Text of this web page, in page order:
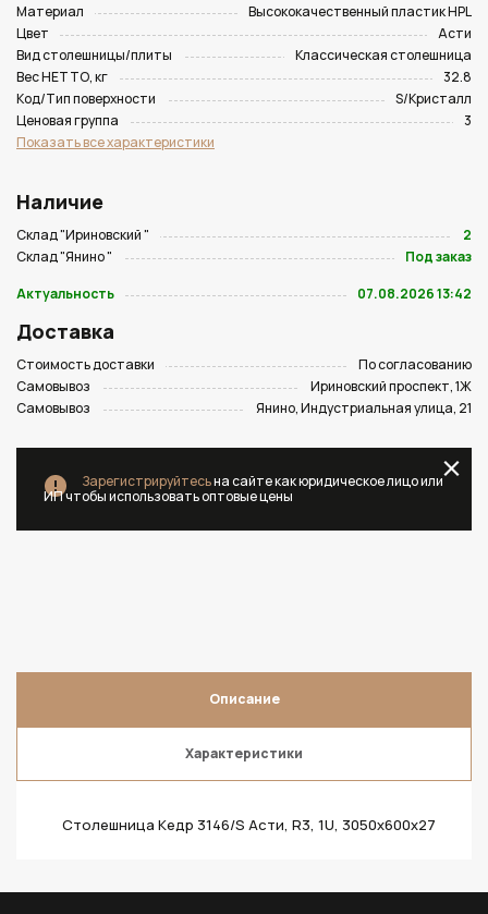
Материал
Высококачественный пластик HPL
Цвет
Асти
Вид столешницы/плиты
Классическая столешница
Вес НЕТТО, кг
32.8
Код/Тип поверхности
S/Кристалл
Ценовая группа
3
Показать все характеристики
Наличие
Склад "Ириновский "
2
Склад "Янино "
Под заказ
Актуальность
07.08.2026 13:42
Доставка
Стоимость доставки
По согласованию
Самовывоз
Ириновский проспект, 1Ж
Самовывоз
Янино, Индустриальная улица, 21
Зарегистрируйтесьна сайте как юридическое лицо или
ИП чтобы использовать оптовые цены
Описание
Характеристики
Столешница Кедр 3146/S Асти, R3, 1U, 3050х600х27